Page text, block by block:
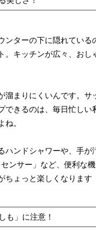
ンターの下に隠れている
。キッチンが広々、おし
溜まりにくいんです。サ
できるのは、毎日忙しい
ね。
ハンドシャワーや、手が
ンサー」など、便利な機
ちょっと楽しくなります
も」に注意 ！